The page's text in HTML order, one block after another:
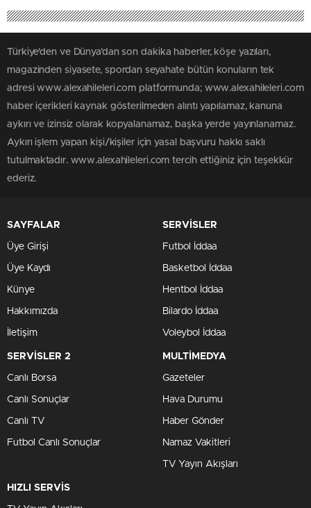
Türkiye'den ve Dünya’dan son dakika haberler, köşe yazıları,
magazinden siyasete, spordan seyahate bütün konuların tek
adresi www.alexahileleri.com platformunda; www.alexahileleri.com
haber içerikleri kaynak gösterilmeden alıntı yapılamaz, kanuna
aykırı ve izinsiz olarak kopyalanamaz, başka yerde yayınlanamaz.
Aykırı işlem yapan kişi/kişiler için yasal başvuru hakkı saklı
tutulmaktadır. www.alexahileleri.com tercih ettiğiniz için teşekkür
ederiz.
SAYFALAR
Üye Girişi
Üye Kaydı
Künye
Hakkımızda
İletişim
SERVİSLER
Futbol İddaa
Basketbol İddaa
Hentbol İddaa
Bilardo İddaa
Voleybol İddaa
SERVİSLER 2
Canlı Borsa
Canlı Sonuçlar
Canlı TV
Futbol Canlı Sonuçlar
MULTİMEDYA
Gazeteler
Hava Durumu
Haber Gönder
Namaz Vakitleri
TV Yayın Akışları
HIZLI SERVİS